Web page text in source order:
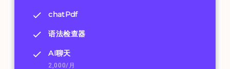
chatPdf
语法检查器
AI聊天
2,000/月